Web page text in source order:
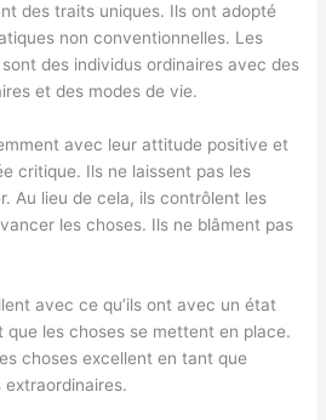
des traits uniques. Ils ont adopté
non conventionnelles. Les
des individus ordinaires avec des
et des modes de vie.
avec leur attitude positive et
critique. Ils ne laissent pas les
Au lieu de cela, ils contrôlent les
les choses. Ils ne blâment pas
avec ce qu’ils ont avec un état
que les choses se mettent en place.
choses excellent en tant que